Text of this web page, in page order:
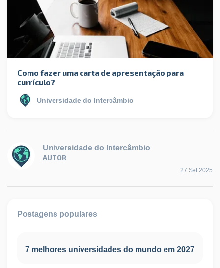
Como fazer uma carta de apresentação para
currículo?
Universidade do Intercâmbio
Universidade do Intercâmbio
AUTOR
27 Set 2025
Postagens populares
7 melhores universidades do mundo em 2027